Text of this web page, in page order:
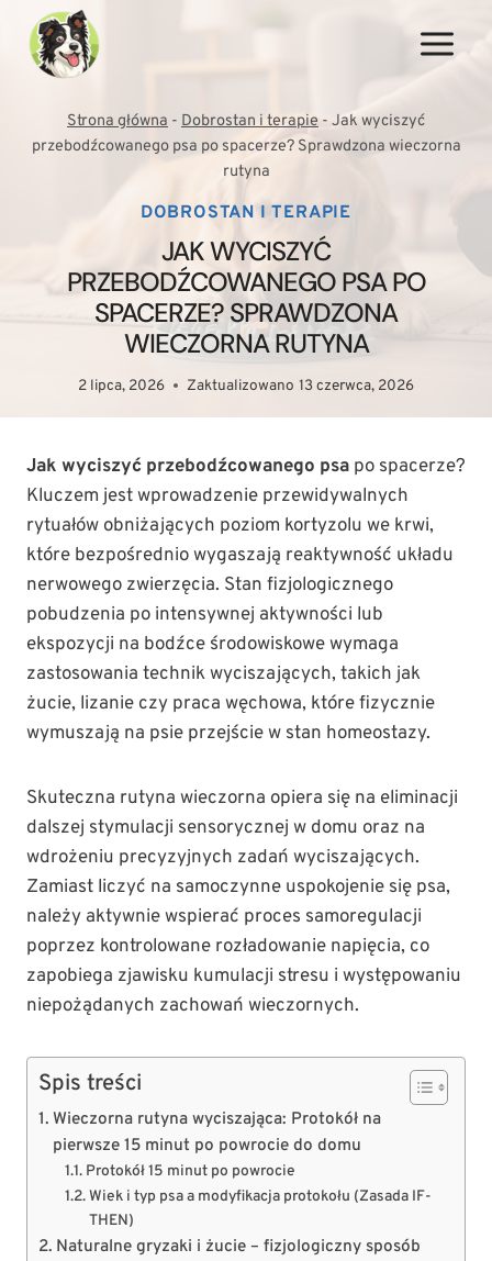
Przejdź
treści
Strona główna - Dobrostan i terapie - Jak wyciszyć
przebodźcowanego psa po spacerze? Sprawdzona wieczorna
rutyna
DOBROSTAN I TERAPIE
JAK WYCISZYĆ
PRZEBODŹCOWANEGO PSA PO
SPACERZE? SPRAWDZONA
WIECZORNA RUTYNA
2 lipca, 2026 Zaktualizowano 13 czerwca, 2026
Jak wyciszyć przebodźcowanego psa po spacerze?
Kluczem jest wprowadzenie przewidywalnych
rytuałów obniżających poziom kortyzolu we krwi,
które bezpośrednio wygaszają reaktywność układu
nerwowego zwierzęcia. Stan fizjologicznego
pobudzenia po intensywnej aktywności lub
ekspozycji na bodźce środowiskowe wymaga
zastosowania technik wyciszających, takich jak
żucie, lizanie czy praca węchowa, które fizycznie
wymuszają na psie przejście w stan homeostazy.
Skuteczna rutyna wieczorna opiera się na eliminacji
dalszej stymulacji sensorycznej w domu oraz na
wdrożeniu precyzyjnych zadań wyciszających.
Zamiast liczyć na samoczynne uspokojenie się psa,
należy aktywnie wspierać proces samoregulacji
poprzez kontrolowane rozładowanie napięcia, co
zapobiega zjawisku kumulacji stresu i występowaniu
niepożądanych zachowań wieczornych.
Spis treści
Wieczorna rutyna wyciszająca: Protokół na
pierwsze 15 minut po powrocie do domu
Protokół 15 minut po powrocie
Wiek i typ psa a modyfikacja protokołu (Zasada IF-
THEN)
Naturalne gryzaki i żucie – fizjologiczny sposób